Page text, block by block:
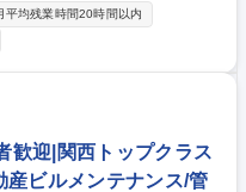
り、既存のお客様中心なので飛
けます。 【具体的に
ど、既存のお客様に向けた案件
・商業施設、工場・研究施
当いただけます。 ※変更の範
生充実
平均残業時間20時間以内
歓迎|関西トップクラス
ビルメンテナンス/管